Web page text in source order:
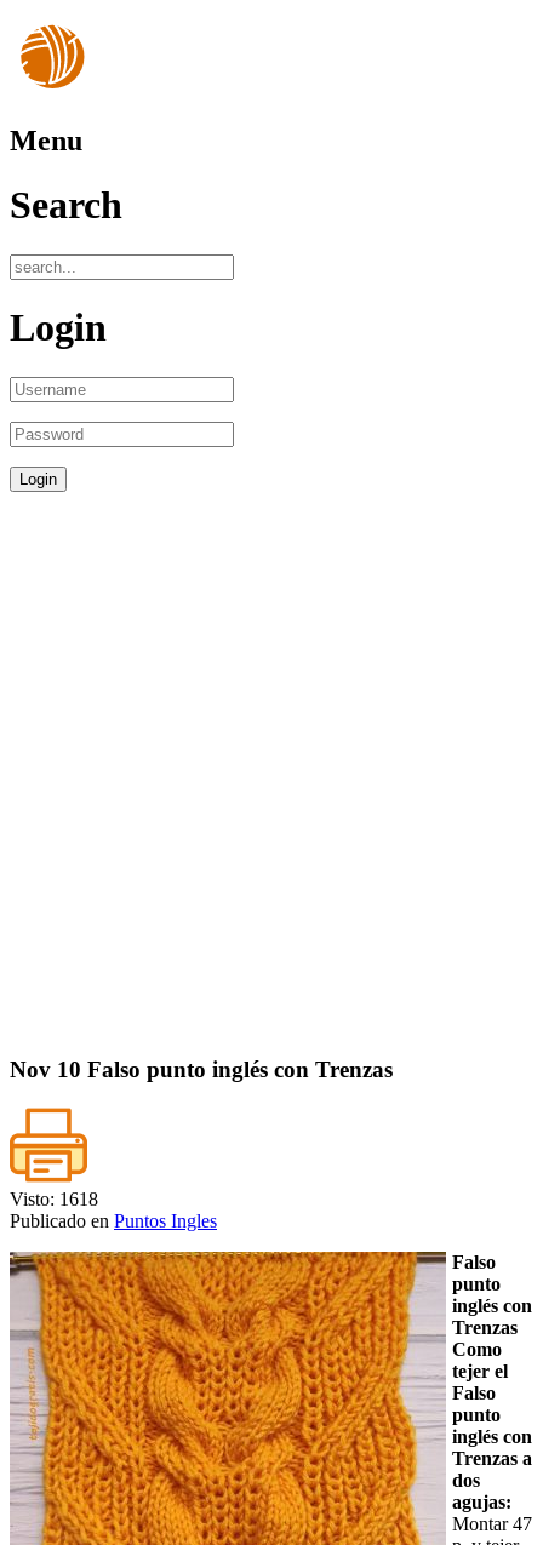
Menu
Search
Login
Nov 10 Falso punto inglés con Trenzas
Visto: 1618
Publicado en Puntos Ingles
Falso
punto
inglés con
Trenzas
Como
tejer el
Falso
punto
inglés con
Trenzas a
dos
agujas:
Montar 47